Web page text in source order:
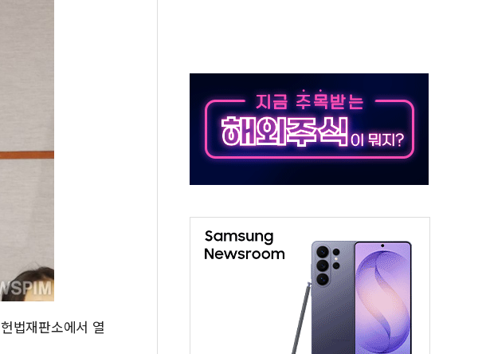
[시승기] 공간·승차감 잡은 볼보 EX90…'올 터치'는 호불호
[종합] 청도 흥선리 야산 산불 1시간36분만에 주불진화....인명피해 없어
법재판소에서 열